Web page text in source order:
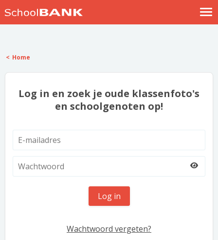
Help
Home
Log in en zoek je oude klassenfoto's
en schoolgenoten op!
Log in
Wachtwoord vergeten?